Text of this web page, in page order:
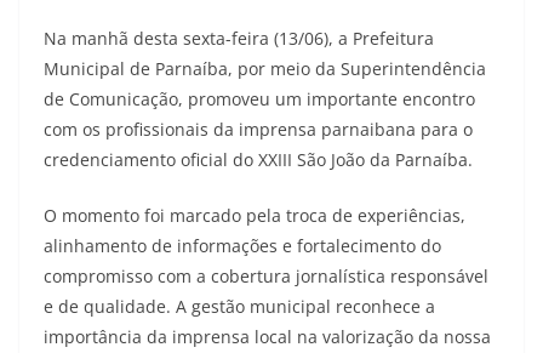
Na manhã desta sexta-feira (13/06), a Prefeitura
Municipal de Parnaíba, por meio da Superintendência
de Comunicação, promoveu um importante encontro
com os profissionais da imprensa parnaibana para o
credenciamento oficial do XXIII São João da Parnaíba.
O momento foi marcado pela troca de experiências,
alinhamento de informações e fortalecimento do
compromisso com a cobertura jornalística responsável
e de qualidade. A gestão municipal reconhece a
importância da imprensa local na valorização da nossa